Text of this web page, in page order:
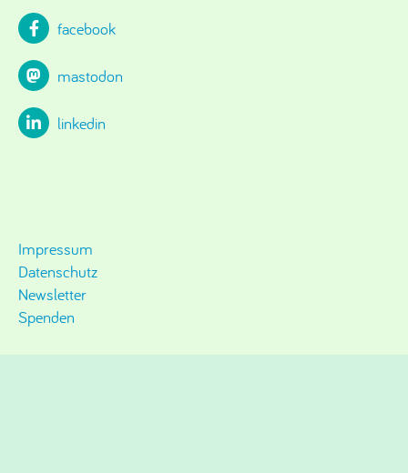
facebook
mastodon
linkedin
Impressum
Datenschutz
Newsletter
Spenden